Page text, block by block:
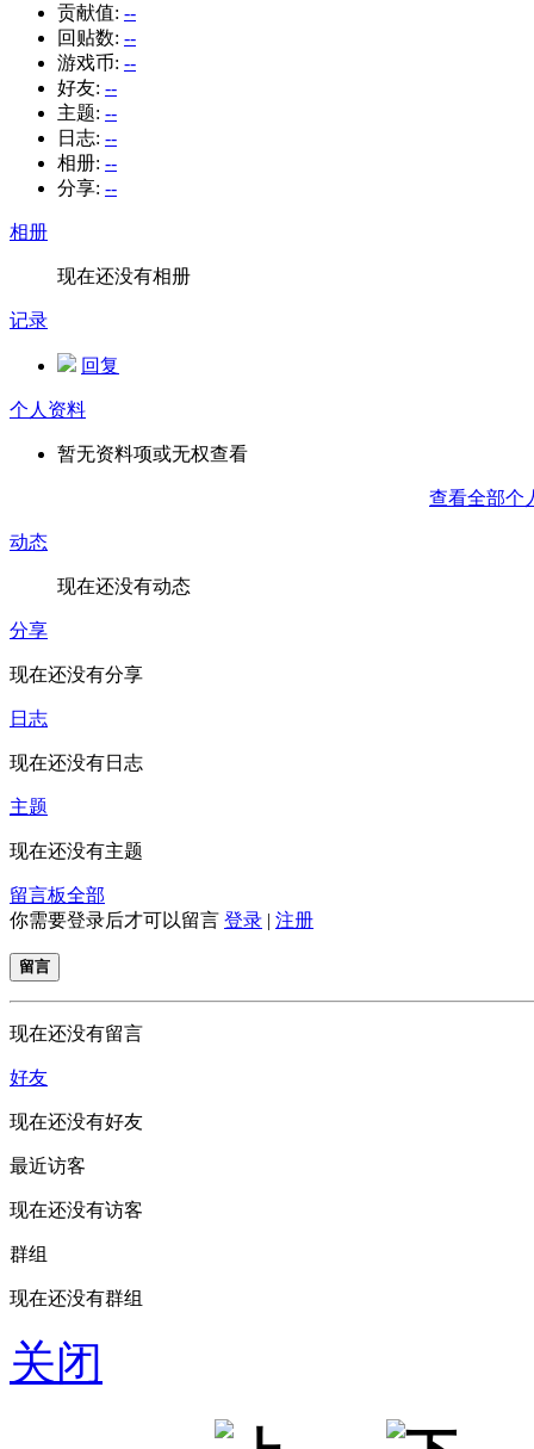
贡献值: --
回贴数: --
游戏币: --
好友: --
主题: --
日志: --
相册: --
分享: --
相册
现在还没有相册
记录
回复
个人资料
暂无资料项或无权查看
查看全部个
动态
现在还没有动态
分享
现在还没有分享
日志
现在还没有日志
主题
现在还没有主题
留言板全部
你需要登录后才可以留言 登录 | 注册
留言
现在还没有留言
好友
现在还没有好友
最近访客
现在还没有访客
群组
现在还没有群组
关闭